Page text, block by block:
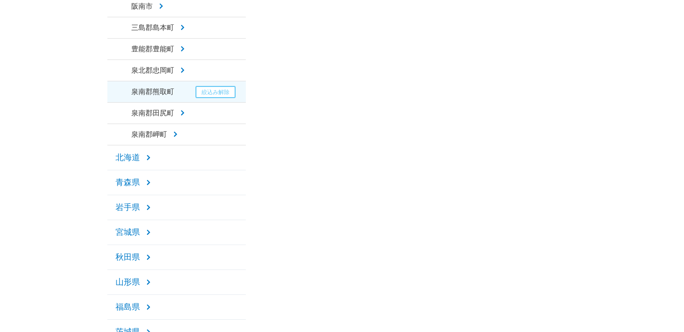
阪南市
三島郡島本町
豊能郡豊能町
泉北郡忠岡町
泉南郡熊取町
泉南郡田尻町
泉南郡岬町
北海道
青森県
岩手県
宮城県
秋田県
山形県
福島県